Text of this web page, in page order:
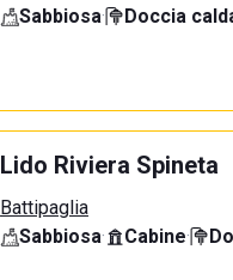
Sabbiosa· Doccia
Lido Riviera Spineta
Battipaglia
Sabbiosa· Cabine·